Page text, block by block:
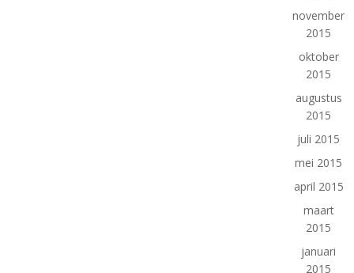
november
2015
oktober
2015
augustus
2015
juli 2015
mei 2015
april 2015
maart
2015
januari
2015